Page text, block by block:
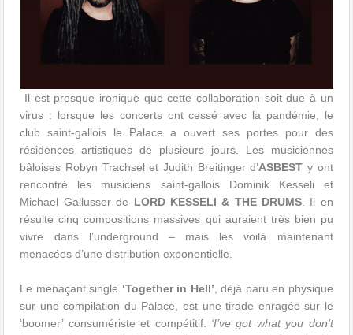
Il est presque ironique que cette collaboration soit due à un
virus : lorsque les concerts ont cessé avec la pandémie, le
club saint-gallois le Palace a ouvert ses portes pour des
résidences artistiques de plusieurs jours. Les musiciennes
bâloises Robyn Trachsel et Judith Breitinger d’ASBEST y ont
rencontré les musiciens saint-gallois Dominik Kesseli et
Michael Gallusser de LORD KESSELI & THE DRUMS. Il en
résulte cinq compositions massives qui auraient très bien pu
vivre dans l’underground – mais les voilà maintenant
menacées d’une distribution exponentielle.
Le menaçant single ‘Together in Hell’ , déjà paru en physique
sur une compilation du Palace, est une tirade enragée sur le
‘boomer’ consumériste et compétitif. ‘I’ve got what you don’t